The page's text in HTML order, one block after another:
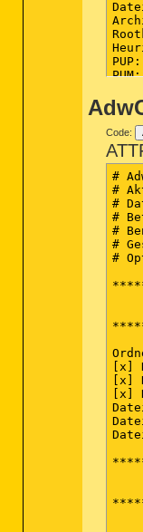
Code:
#
#
#
#
#
#
#
[x]
[x]
[x]